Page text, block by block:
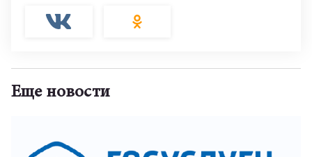
Еще новости